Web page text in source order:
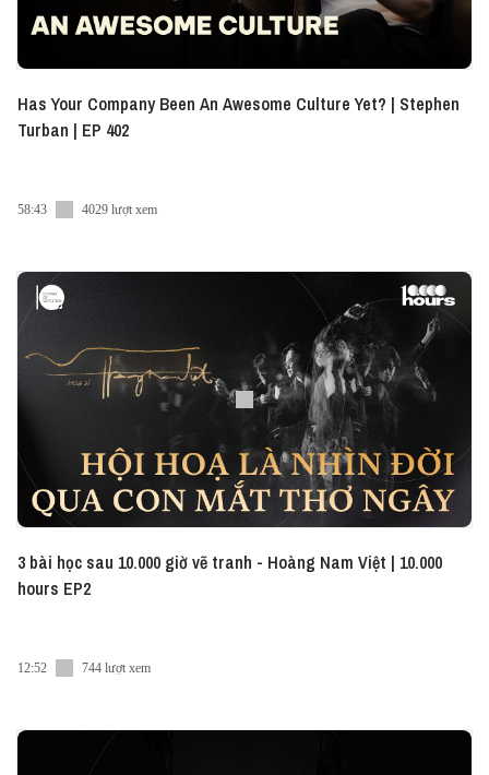
Has Your Company Been An Awesome Culture Yet? | Stephen
Turban | EP 402
58:43 4029 lượt xem
3 bài học sau 10.000 giờ vẽ tranh - Hoàng Nam Việt | 10.000
hours EP2
12:52 744 lượt xem